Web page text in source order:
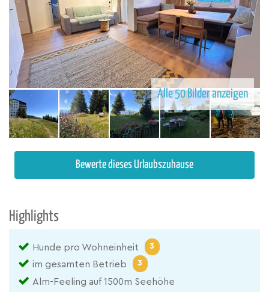
Alle 50 Bilder anzeigen
Bewerte dieses Urlaubszuhause
Highlights
Hunde pro Wohneinheit 3
im gesamten Betrieb 3
Alm-Feeling auf 1500m Seehöhe